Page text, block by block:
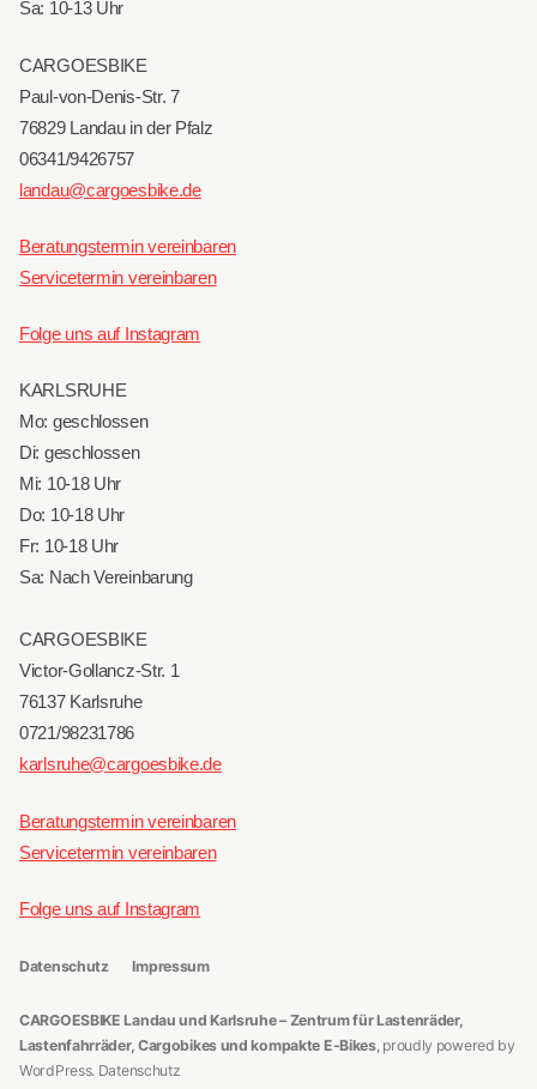
Sa: 10-13 Uhr
CARGOESBIKE
Paul-von-Denis-Str. 7
76829 Landau in der Pfalz
06341/9426757
landau@cargoesbike.de
Beratungstermin vereinbaren
Servicetermin vereinbaren
Folge uns auf Instagram
KARLSRUHE
Mo: geschlossen
Di: geschlossen
Mi: 10-18 Uhr
Do: 10-18 Uhr
Fr: 10-18 Uhr
Sa: Nach Vereinbarung
CARGOESBIKE
Victor-Gollancz-Str. 1
76137 Karlsruhe
0721/98231786
karlsruhe@cargoesbike.de
Beratungstermin vereinbaren
Servicetermin vereinbaren
Folge uns auf Instagram
Datenschutz Impressum
CARGOESBIKE Landau und Karlsruhe – Zentrum für Lastenräder,
Lastenfahrräder, Cargobikes und kompakte E-Bikes, proudly powered by
WordPress. Datenschutz